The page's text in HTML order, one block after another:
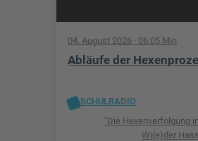
04. August 2026 · 06:05 Min
Abläufe der
SCHULRADIO
"Die Hexenverfolgung
Wi(e)der